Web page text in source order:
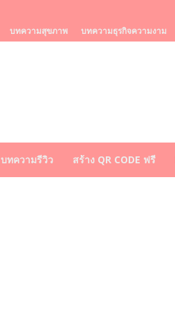
บทความสุขภาพ บทความธุรกิจความงาม
บทความรีวิว สร้าง QR CODE ฟรี